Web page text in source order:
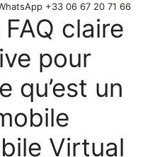
+33 06 67 20 71 66
claire
pour
qu’est un
Virtual